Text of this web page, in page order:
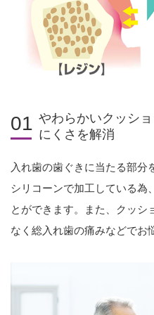
01 やわらかいクッシ
にくさを解消
入れ歯の歯ぐきに当たる部分
シリコーンで加工している為
とができます。また、クッシ
なく総入れ歯の痛みなどでお